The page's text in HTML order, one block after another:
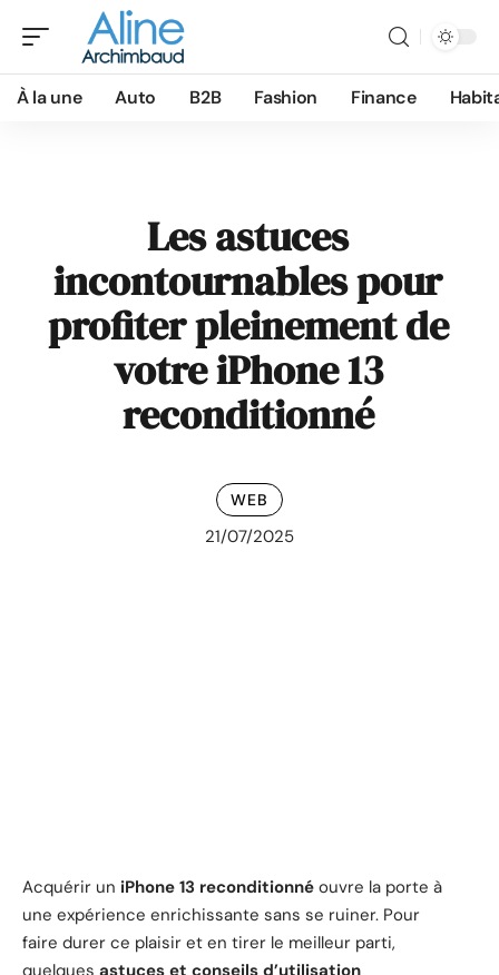
À la une Auto B2B Fashion Finance
Les astuces
incontournables pour
profiter pleinement de
votre iPhone 13
reconditionné
WEB
21/07/2025
Acquérir un iPhone 13 reconditionné ouvre la porte à
une expérience enrichissante sans se ruiner. Pour
faire durer ce plaisir et en tirer le meilleur parti,
quelques astuces et conseils d’utilisation